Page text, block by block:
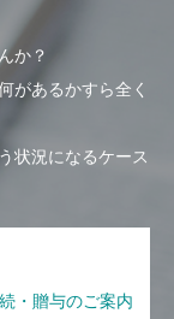
か？
があるかすら全く
状況になるケース
・贈与のご案内